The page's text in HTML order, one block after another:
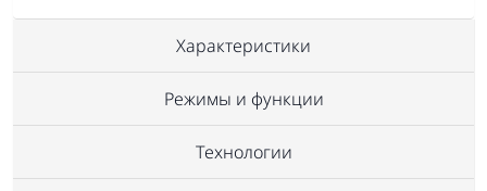
Характеристики
Режимы и функции
Технологии